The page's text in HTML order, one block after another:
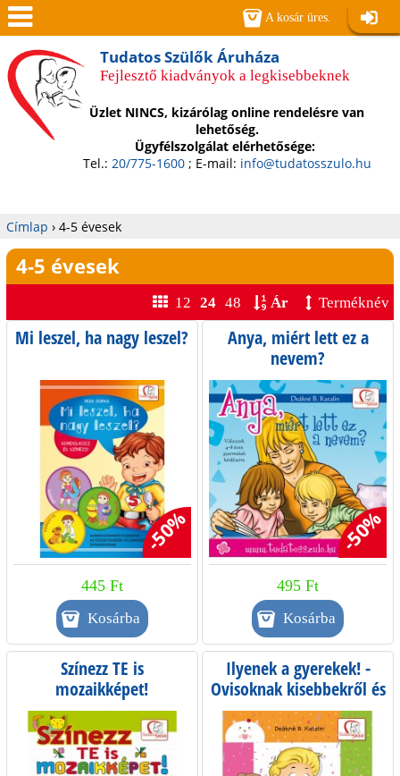
Jump to navigation
Tudatos Szülők Áruháza
Fejlesztő kiadványok a legkisebbeknek
Üzlet NINCS, kizárólag online rendelésre van
lehetőség.
Ügyfélszolgálat elérhetősége:
Tel.: 20/775-1600; E-mail: info@tudatosszulo.hu
Jelenlegi
hely
Címlap › 4-5 évesek
4-5 évesek
12 24 48 Ár Terméknév
Mi leszel, ha nagy leszel?
-50%
445 Ft
Anya, miért lett ez a
nevem?
-50%
495 Ft
Színezz TE is
mozaikképet!
Ilyenek a gyerekek! -
Ovisoknak kisebbekről és
önmagukról
A kosár üres.
Men
ü